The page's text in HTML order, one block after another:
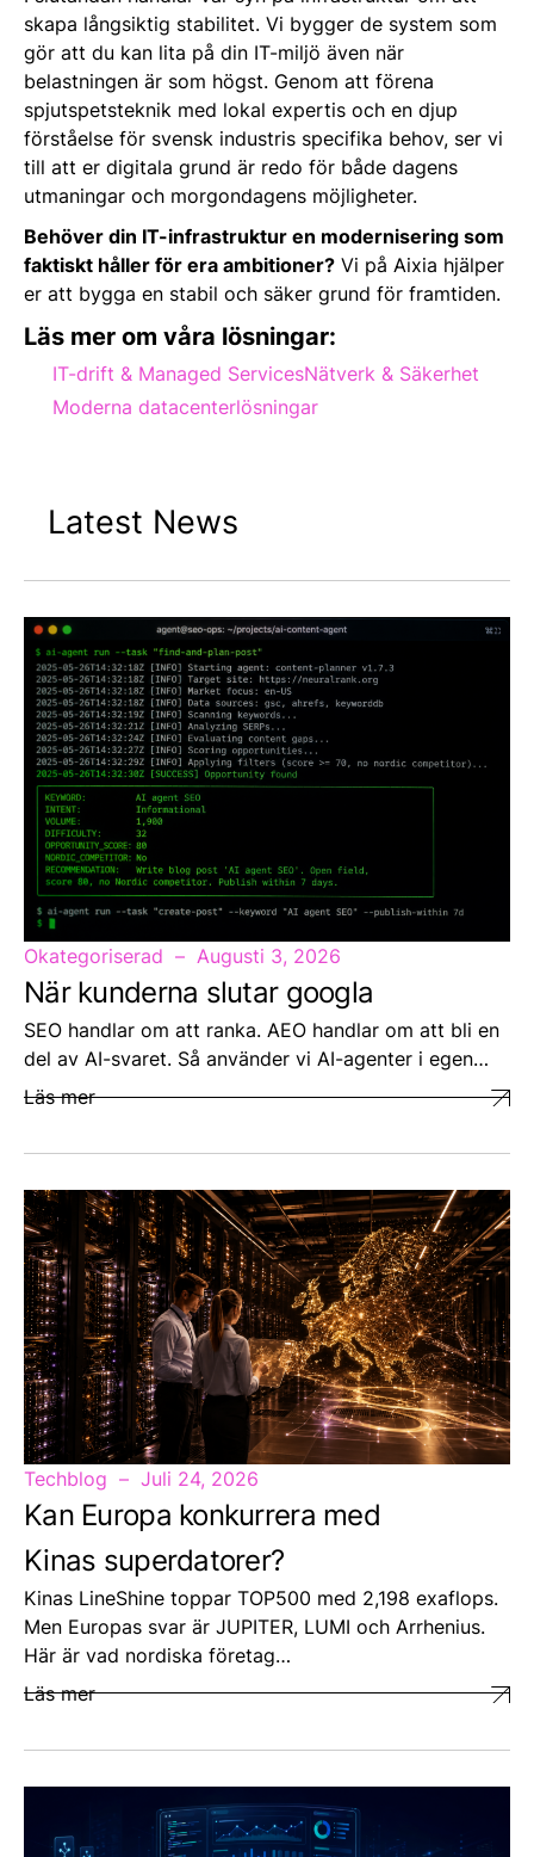
skapa långsiktig stabilitet. Vi bygger de system som
gör att du kan lita på din IT-miljö även när
belastningen är som högst. Genom att förena
spjutspetsteknik med lokal expertis och en djup
förståelse för svensk industris specifika behov, ser vi
till att er digitala grund är redo för både dagens
utmaningar och morgondagens möjligheter.
Behöver din IT-infrastruktur en modernisering som
faktiskt håller för era ambitioner? Vi på Aixia hjälper
er att bygga en stabil och säker grund för framtiden.
Läs mer om våra lösningar:
IT-drift & Managed ServicesNätverk & Säkerhet
Moderna datacenterlösningar
Latest News
Okategoriserad Augusti 3, 2026
När kunderna slutar googla
SEO handlar om att ranka. AEO handlar om att bli en
del av AI-svaret. Så använder vi AI-agenter i egen…
Läs mer
Techblog Juli 24, 2026
Kan Europa konkurrera med
Kinas superdatorer?
Kinas LineShine toppar TOP500 med 2,198 exaflops.
Men Europas svar är JUPITER, LUMI och Arrhenius.
Här är vad nordiska företag…
Läs mer